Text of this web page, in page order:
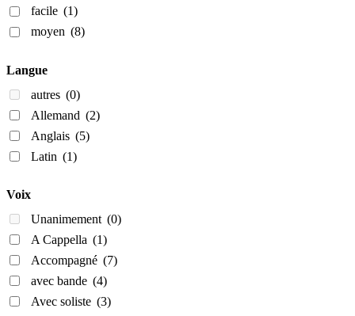
facile (1)
moyen (8)
Langue
autres (0)
Allemand (2)
Anglais (5)
Latin (1)
Voix
Unanimement (0)
A Cappella (1)
Accompagné (7)
avec bande (4)
Avec soliste (3)